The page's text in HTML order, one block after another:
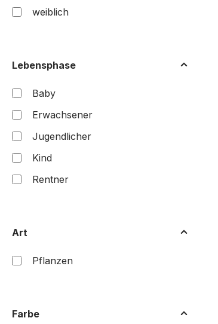
weiblich
Lebensphase
Baby
Erwachsener
Jugendlicher
Kind
Rentner
Art
Pflanzen
Farbe